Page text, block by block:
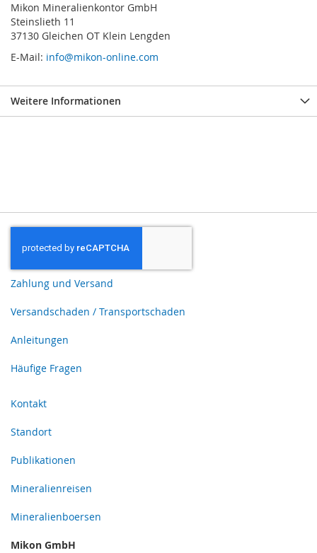
Mikon Mineralienkontor GmbH
Steinslieth 11
37130 Gleichen OT Klein Lengden
E-Mail: info@mikon-online.com
Weitere Informationen
Zahlung und Versand
Versandschaden / Transportschaden
Anleitungen
Häufige Fragen
Kontakt
Standort
Publikationen
Mineralienreisen
Mineralienboersen
Mikon GmbH